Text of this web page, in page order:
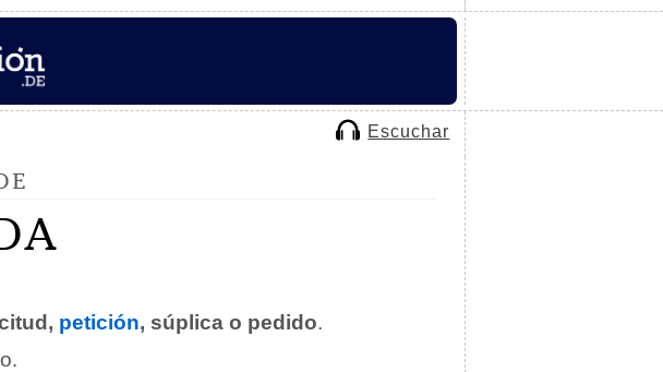
Escuchar
petición, súplica o pedido.